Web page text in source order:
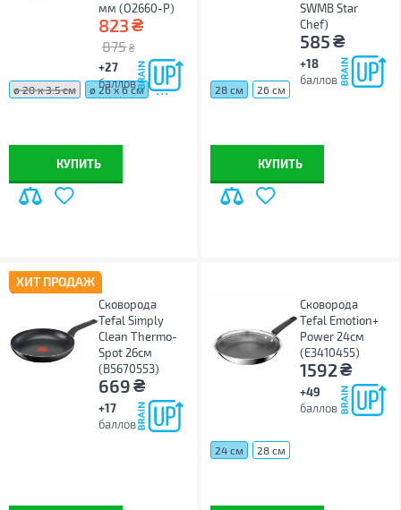
мм (O2660-P)
823₴
875 ₴
+27
баллов
ø 20 х 3.5 см ø 26 х 6 см ...
КУПИТЬ
SWMB Star
Chef)
585₴
+18
баллов
28 см 26 см
КУПИТЬ
ХИТ ПРОДАЖ
Сковорода
Tefal Simply
Clean Thermo-
Spot 26см
(B5670553)
669₴
+17
баллов
Сковорода
Tefal Emotion+
Power 24см
(E3410455)
1592₴
+49
баллов
24 см 28 см